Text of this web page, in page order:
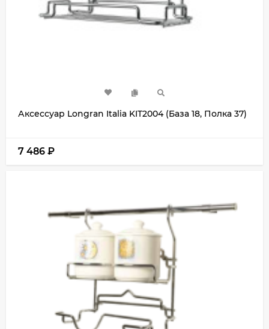
Аксессуар Longran Italia KIT2004 (База 18, Полка 37)
7 486 ₽